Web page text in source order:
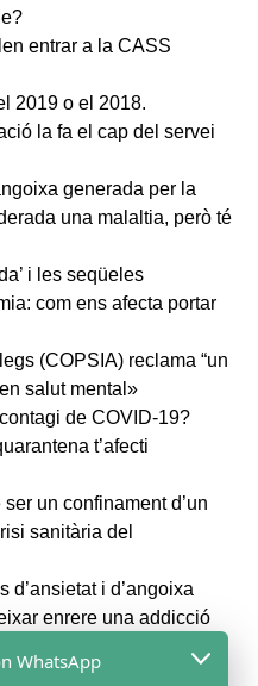
entrar a la CASS
2019 o el 2018.
la fa el cap del servei
generada per la
una malaltia, però té
i les seqüeles
com ens afecta portar
(COPSIA) reclama “un
salut mental»
de COVID-19?
t’afecti
un confinament d’un
sanitària del
i d’angoixa
enrere una addicció
de professionals
WhatsApp